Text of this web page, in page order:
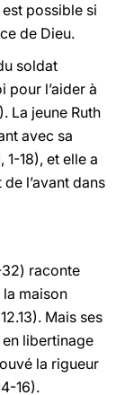
possible si
de Dieu.
soldat
pour l’aider à
La jeune Ruth
avec sa
1-18), et elle a
l’avant dans
32) raconte
la maison
Mais ses
libertinage
la rigueur
16).